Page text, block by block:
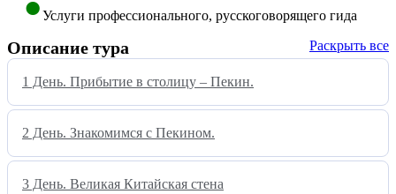
Услуги профессионального, русскоговорящего гида
Описание тура Раскрыть все
1 День. Прибытие в столицу – Пекин.
2 День. Знакомимся с Пекином.
3 День. Великая Китайская стена